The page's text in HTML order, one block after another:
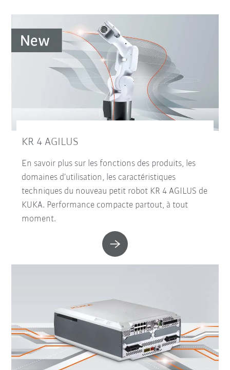
KR 4 AGILUS
En savoir plus sur les fonctions des produits, les
domaines d’utilisation, les caractéristiques
techniques du nouveau petit robot KR 4 AGILUS de
KUKA. Performance compacte partout, à tout
moment.